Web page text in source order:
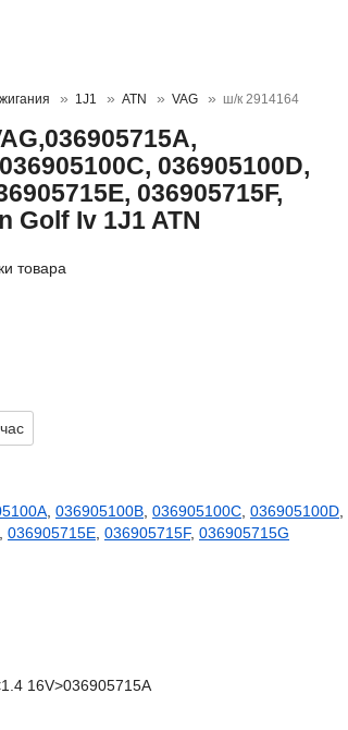
1J1 ATN VAG ш/к 2914164
036905100D,
036905715F,
Golf Iv 1J1 ATN
товара
036905100B 036905100C 036905100D
036905715E 036905715F, 036905715G
16V>036905715A